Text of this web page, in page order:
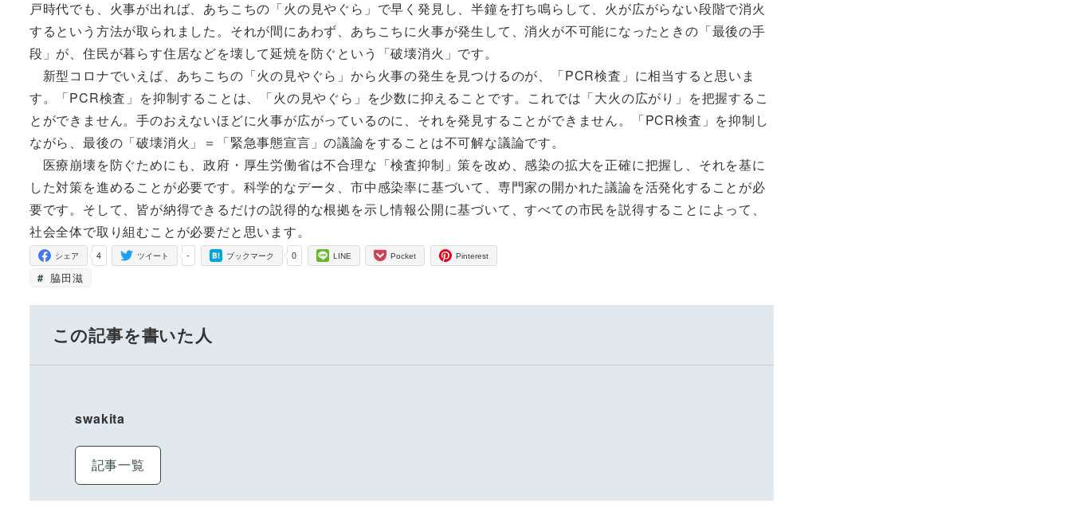
戸時代でも、火事が出れば、あちこちの「火の見やぐら」で早く発見し、半鐘を打ち鳴らして、火が広がらない段階で消火
するという方法が取られました。それが間にあわず、あちこちに火事が発生して、消火が不可能になったときの「最後の手
段」が、住民が暮らす住居などを壊して延焼を防ぐという「破壊消火」です。
新型コロナでいえば、あちこちの「火の見やぐら」から火事の発生を見つけるのが、「PCR検査」に相当すると思いま
す。「PCR検査」を抑制することは、「火の見やぐら」を少数に抑えることです。これでは「大火の広がり」を把握するこ
とができません。手のおえないほどに火事が広がっているのに、それを発見することができません。「PCR検査」を抑制し
ながら、最後の「破壊消火」＝「緊急事態宣言」の議論をすることは不可解な議論です。
医療崩壊を防ぐためにも、政府・厚生労働省は不合理な「検査抑制」策を改め、感染の拡大を正確に把握し、それを基に
した対策を進めることが必要です。科学的なデータ、市中感染率に基づいて、専門家の開かれた議論を活発化することが必
要です。そして、皆が納得できるだけの説得的な根拠を示し情報公開に基づいて、すべての市民を説得することによって、
社会全体で取り組むことが必要だと思います。
4
シェア -
ツイート 0
ブックマーク LINE Pocket Pinterest
脇田滋
この記事を書いた人
swakita
記事一覧